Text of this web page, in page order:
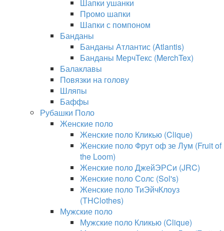
Шапки ушанки
Промо шапки
Шапки с помпоном
Банданы
Банданы Атлантис (Atlantis)
Банданы МерчТекс (MerchTex)
Балаклавы
Повязки на голову
Шляпы
Баффы
Рубашки Поло
Женские поло
Женские поло Кликью (Clique)
Женские поло Фрут оф зе Лум (Fruit of
the Loom)
Женские поло ДжейЭРСи (JRC)
Женские поло Солс (Sol's)
Женские поло ТиЭйчКлоуз
(THClothes)
Мужские поло
Мужские поло Кликью (Clique)